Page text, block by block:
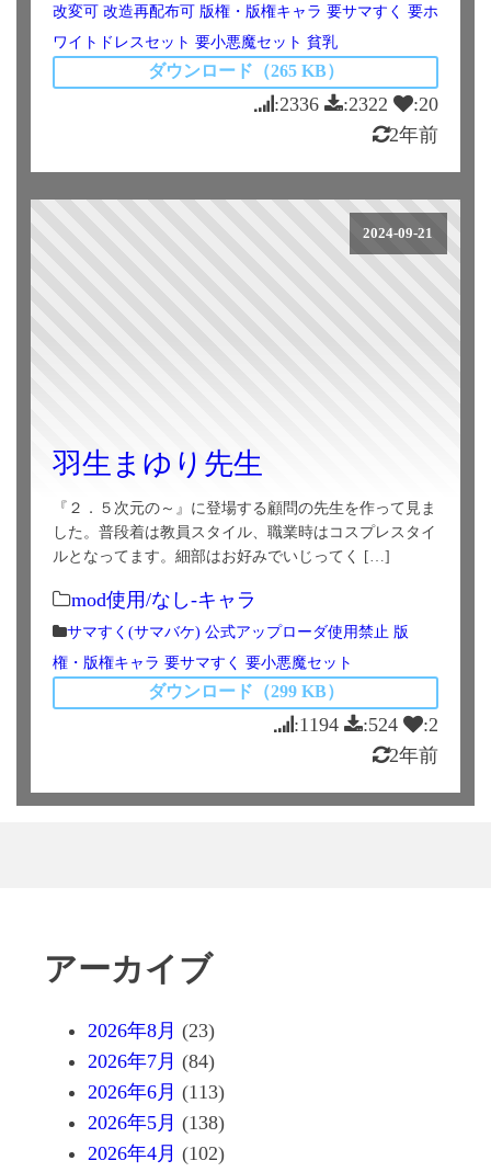
改変可 改造再配布可 版権・版権キャラ 要サマすく 要ホ
ワイトドレスセット 要小悪魔セット 貧乳
ダウンロード（265 KB）
:2336 :2322
:20
2年前
2024-09-21
羽生まゆり先生
『２．５次元の～』に登場する顧問の先生を作って見ま
した。普段着は教員スタイル、職業時はコスプレスタイ
ルとなってます。細部はお好みでいじってく […]
mod使用/なし-キャラ
サマすく(サマバケ) 公式アップローダ使用禁止 版
権・版権キャラ 要サマすく 要小悪魔セット
ダウンロード（299 KB）
:1194 :524
:2
2年前
アーカイブ
2026年8月 (23)
2026年7月 (84)
2026年6月 (113)
2026年5月 (138)
2026年4月 (102)